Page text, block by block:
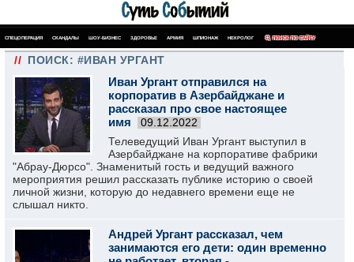
СПЕЦОПЕРАЦИЯ СКАНДАЛЫ ШОУ-БИЗНЕС ЗДОРОВЬЕ АРМИЯ ШПИОНАЖ НЕКРОЛОГ ПОИСК ПО САЙТУ
// ПОИСК: #ИВАН УРГАНТ
Иван Ургант отправился на
корпоратив в Азербайджане и
рассказал про свое настоящее
имя
09.12.2022
Телеведущий Иван Ургант выступил в
Азербайджане на корпоративе фабрики
"Абрау-Дюрсо". Знаменитый гость и ведущий важного
мероприятия решил рассказать публике историю о своей
личной жизни, которую до недавнего времени еще не
слышал никто.
Андрей Ургант рассказал, чем
занимаются его дети: один временно